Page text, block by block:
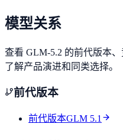
模型关系
查看 GLM-5.2 的前代版本
了解产品演进和同类选择。
前代版本
前代版本GLM 5.1